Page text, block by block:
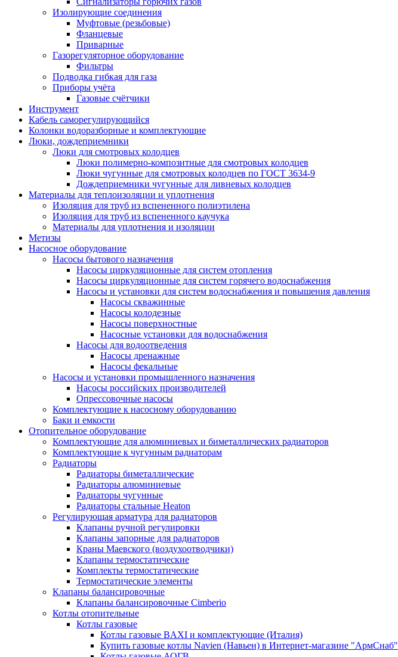
Изолирующие соединения
Муфтовые (резьбовые)
Фланцевые
Приварные
Газорегуляторное оборудование
Фильтры
Подводка гибкая для газа
Приборы учёта
Газовые счётчики
Инструмент
Кабель саморегулирующийся
Колонки водоразборные и комплектующие
Люки, дождеприемники
Люки для смотровых колодцев
Люки полимерно-композитные для смотровых колодцев
Люки чугунные для смотровых колодцев по ГОСТ 3634-9
Дождеприемники чугунные для ливневых колодцев
Материалы для теплоизоляции и уплотнения
Изоляция для труб из вспененного полиэтилена
Изоляция для труб из вспененного каучука
Материалы для уплотнения и изоляции
Метизы
Насосное оборудование
Насосы бытового назначения
Насосы циркуляционные для систем отопления
Насосы циркуляционные для систем горячего водоснабжения
Насосы и установки для систем водоснабжения и повышения давления
Насосы скважинные
Насосы колодезные
Насосы поверхностные
Насосные установки для водоснабжения
Насосы для водоотведения
Насосы дренажные
Насосы фекальные
Насосы и установки промышленного назначения
Насосы российских производителей
Опрессовочные насосы
Комплектующие к насосному оборудованию
Баки и емкости
Отопительное оборудование
Комплектующие для алюминиевых и биметаллических радиаторов
Комплектующие к чугунным радиаторам
Радиаторы
Радиаторы биметаллические
Радиаторы алюминиевые
Радиаторы чугунные
Радиаторы стальные Heaton
Регулирующая арматура для радиаторов
Клапаны ручной регулировки
Клапаны запорные для радиаторов
Краны Маевского (воздухоотводчики)
Клапаны термостатические
Комплекты термостатические
Термостатические элементы
Клапаны балансировочные
Клапаны балансировочные Cimberio
Котлы отопительные
Котлы газовые
Котлы газовые BAXI и комплектующие (Италия)
Купить газовые котлы Navien (Навьен) в Интернет-магазине "АрмСнаб"